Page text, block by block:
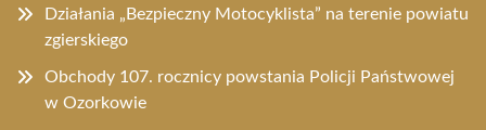
Działania „Bezpieczny Motocyklista” na terenie powiatu
zgierskiego
Obchody 107. rocznicy powstania Policji Państwowej
w Ozorkowie